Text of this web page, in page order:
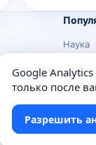
Наука
Google
только после
Разрешить